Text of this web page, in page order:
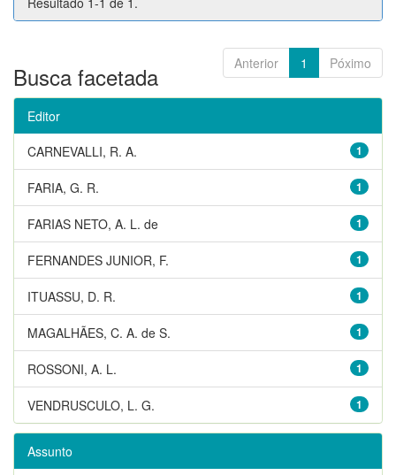
Anterior 1 Póximo
Busca facetada
Editor
1
CARNEVALLI, R. A.
1
FARIA, G. R.
1
FARIAS NETO, A. L. de
1
FERNANDES JUNIOR, F.
1
ITUASSU, D. R.
1
MAGALHÃES, C. A. de S.
1
ROSSONI, A. L.
1
VENDRUSCULO, L. G.
Assunto